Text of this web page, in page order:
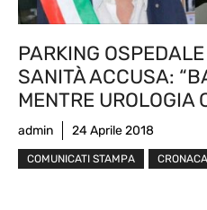
PARKING
SANITÀ ACCUSA:
MENTRE UROLOGIA
admin 24 Aprile 2018
COMUNICATI STAMPA CRONACA